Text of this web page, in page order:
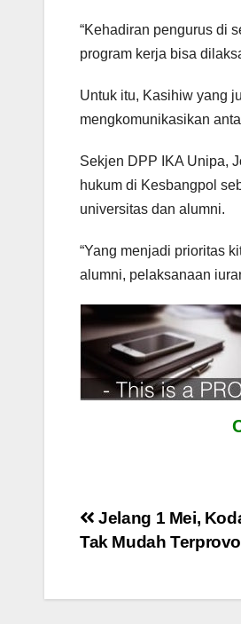
“Kehadiran pengurus di
program kerja bisa
Untuk itu, Kasihiw yang
mengkomunikasikan
Sekjen DPP IKA Unipa,
hukum di Kesbangpol
universitas dan alumni.
“Yang menjadi prioritas
alumni, pelaksanaan
Post
navigation
Jelang 1 Mei,
Tak Mudah